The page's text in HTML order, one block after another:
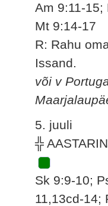
Am 9:11-15;
Mt 9:14-17
R: Rahu
Issand.
või v
5. juuli
╬
Sk 9:9-10;
11,13cd-14;